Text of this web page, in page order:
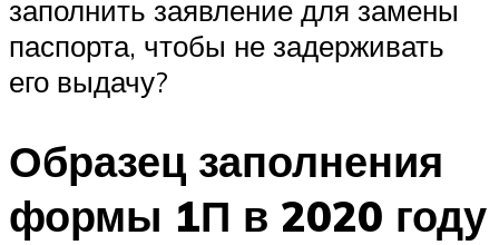
заполнить заявление для замены
паспорта, чтобы не задерживать
его выдачу?
Образец заполнения
формы 1П в 2020 году